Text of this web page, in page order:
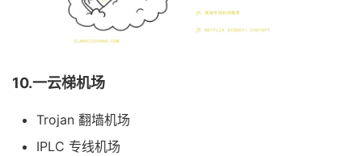
10.一云梯机场
Trojan 翻墙机场
IPLC 专线机场